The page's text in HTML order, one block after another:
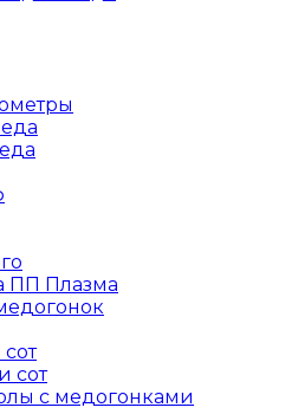
ПП Плазма
сот
с медогонками